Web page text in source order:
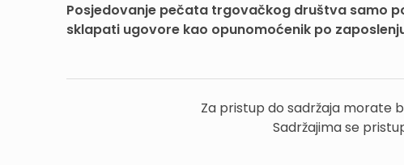
Posjedovanje pečata trgovačkog društva samo
sklapati ugovore kao opunomoćenik po
Za pristup do sadržaja morate
Sadržajima se